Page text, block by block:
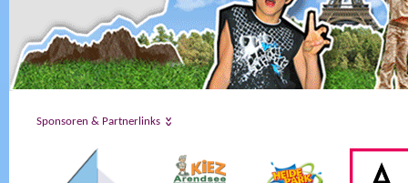
Sponsoren & Partnerlinks